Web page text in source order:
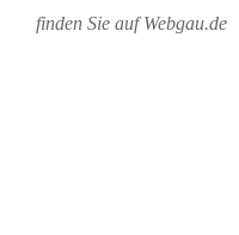
finden Sie auf Webgau.de